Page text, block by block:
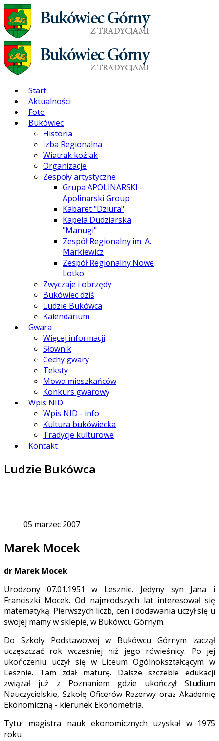
Start
Aktualności
Foto
Bukówiec
Historia
Izba Regionalna
Wiatrak koźlak
Organizacje
Zespoły artystyczne
Grupa APOLINARSKI -
Apolinarski Group
Kabaret "Dziura"
Kapela Dudziarska
"Manugi"
Zespół Regionalny im. A.
Markiewicz
Zespół Regionalny Nowe
Lotko
Zwyczaje i obrzędy
Bukówiec dziś
Ludzie Bukówca
Kalendarium
Gwara
Więcej informacji
Słownik
Cechy gwary
Teksty
Mowa mieszkańców
Konkurs gwarowy
Wpis NID
Wpis NID - info
Kultura bukówiecka
Tradycje kulturowe
Kontakt
Ludzie Bukówca
05 marzec 2007
Marek Mocek
dr Marek Mocek
Urodzony 07.01.1951 w Lesznie. Jedyny syn Jana i
Franciszki Mocek. Od najmłodszych lat interesował się
matematyką. Pierwszych liczb, cen i dodawania uczył się u
swojej mamy w sklepie, w Bukówcu Górnym.
Do Szkoły Podstawowej w Bukówcu Górnym zaczął
uczęszczać rok wcześniej niż jego rówieśnicy. Po jej
ukończeniu uczył się w Liceum Ogólnokształcącym w
Lesznie. Tam zdał maturę. Dalsze szczeble edukacji
związał już z Poznaniem gdzie ukończył Studium
Nauczycielskie, Szkołę Oficerów Rezerwy oraz Akademię
Ekonomiczną - kierunek Ekonometria.
Tytuł magistra nauk ekonomicznych uzyskał w 1975
roku.